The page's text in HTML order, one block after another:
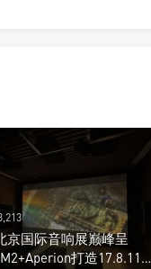
京国际音响展巅峰呈
打造17.8.11声